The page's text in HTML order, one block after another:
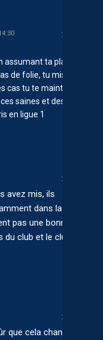
ta place
de folie, tu mises
cas tu te maintiens,
saines et des
en ligue 1
avez mis, ils
dans la
pas une bonne
club et le club en
que cela change le